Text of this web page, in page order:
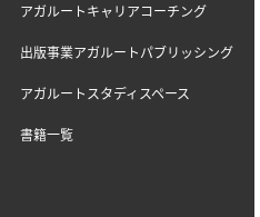
アガルートキャリアコーチング
出版事業アガルートパブリッシング
アガルートスタディスペース
書籍一覧